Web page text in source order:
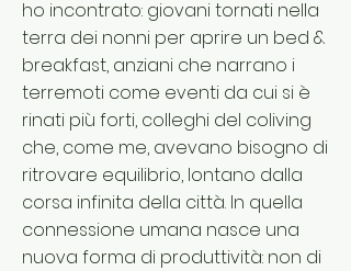
ho incontrato: giovani tornati nella
terra dei nonni per aprire un bed &
breakfast, anziani che narrano i
terremoti come eventi da cui si è
rinati più forti, colleghi del coliving
che, come me, avevano bisogno di
ritrovare equilibrio, lontano dalla
corsa infinita della città. In quella
connessione umana nasce una
nuova forma di produttività: non di